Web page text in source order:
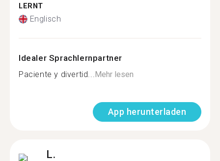
LERNT
Englisch
Idealer Sprachlernpartner
Paciente y divertid...Mehr lesen
App herunterladen
L.